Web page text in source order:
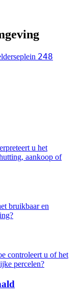
248
u het
aankoop of
bruikbaar en
controleert u of het
percelen?